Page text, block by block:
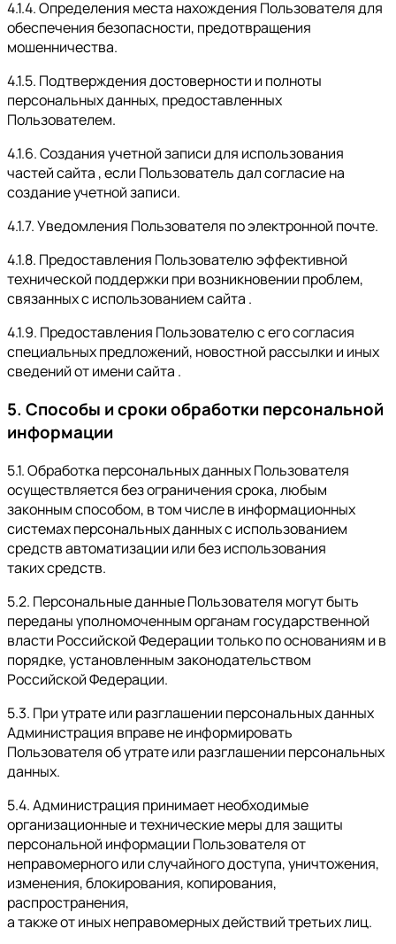
4.1.4. Определения места нахождения Пользователя для
обеспечения безопасности, предотвращения
мошенничества.
4.1.5. Подтверждения достоверности и полноты
персональных данных, предоставленных
Пользователем.
4.1.6. Создания учетной записи для использования
частей сайта , если Пользователь дал согласие на
создание учетной записи.
4.1.7. Уведомления Пользователя по электронной почте.
4.1.8. Предоставления Пользователю эффективной
технической поддержки при возникновении проблем,
связанных с использованием сайта .
4.1.9. Предоставления Пользователю с его согласия
специальных предложений, новостной рассылки и иных
сведений от имени сайта .
5. Способы и сроки обработки персональной
информации
5.1. Обработка персональных данных Пользователя
осуществляется без ограничения срока, любым
законным способом, в том числе в информационных
системах персональных данных с использованием
средств автоматизации или без использования
таких средств.
5.2. Персональные данные Пользователя могут быть
переданы уполномоченным органам государственной
власти Российской Федерации только по основаниям и в
порядке, установленным законодательством
Российской Федерации.
5.3. При утрате или разглашении персональных данных
Администрация вправе не информировать
Пользователя об утрате или разглашении персональных
данных.
5.4. Администрация принимает необходимые
организационные и технические меры для защиты
персональной информации Пользователя от
неправомерного или случайного доступа, уничтожения,
изменения, блокирования, копирования,
распространения,
а также от иных неправомерных действий третьих лиц.